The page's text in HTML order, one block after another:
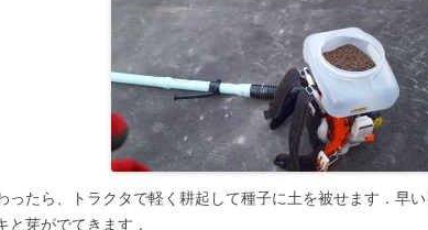
ったら、トラクタで軽く耕起して種子に土を被せます．早
と芽がでてきます．